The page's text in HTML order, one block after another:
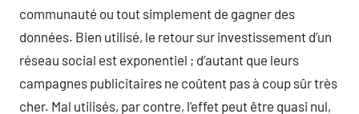
communauté ou tout simplement de gagner des
données. Bien utilisé, le retour sur investissement d’un
réseau social est exponentiel ; d’autant que leurs
campagnes publicitaires ne coûtent pas à coup sûr très
cher. Mal utilisés, par contre, l’effet peut être quasi nul,